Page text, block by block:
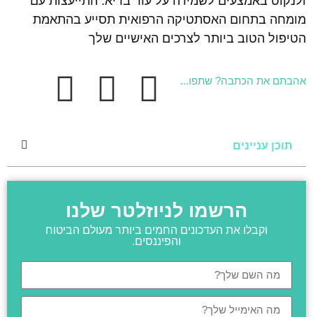
מומחה בתחום האסתטיקה הרפואית תסייע בהתאמת
הטיפול הטוב ביותר לצרכים האישיים שלך
אהבתם את הכתבה? שתפו...
תוכן עניינים
הרשמו לניוזלטר שלנו
וקבלו את העדכונים החמים ביותר מעולם הביטוח
והפיננסים.